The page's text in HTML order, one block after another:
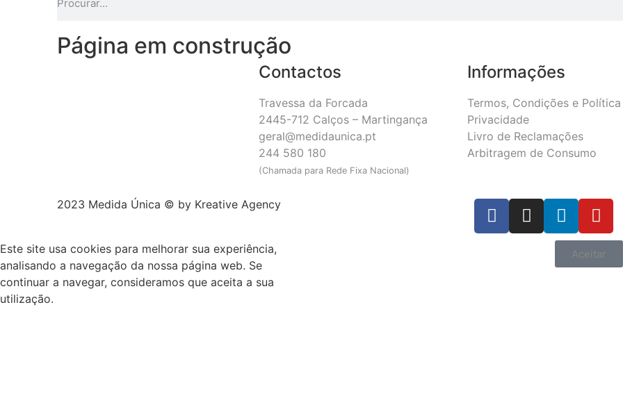
Página em construção
Contactos
Travessa da Forcada
2445-712 Calços – Martingança
geral@medidaunica.pt
244 580 180
(Chamada para Rede Fixa Nacional)
Informações
Termos, Condições e
Privacidade
Livro de Reclamações
Arbitragem de Consumo
2023 Medida Única © by Kreative Agency
Este site usa cookies para melhorar sua experiência,
analisando a navegação da nossa página web. Se
continuar a navegar, consideramos que aceita a sua
utilização.
Aceitar